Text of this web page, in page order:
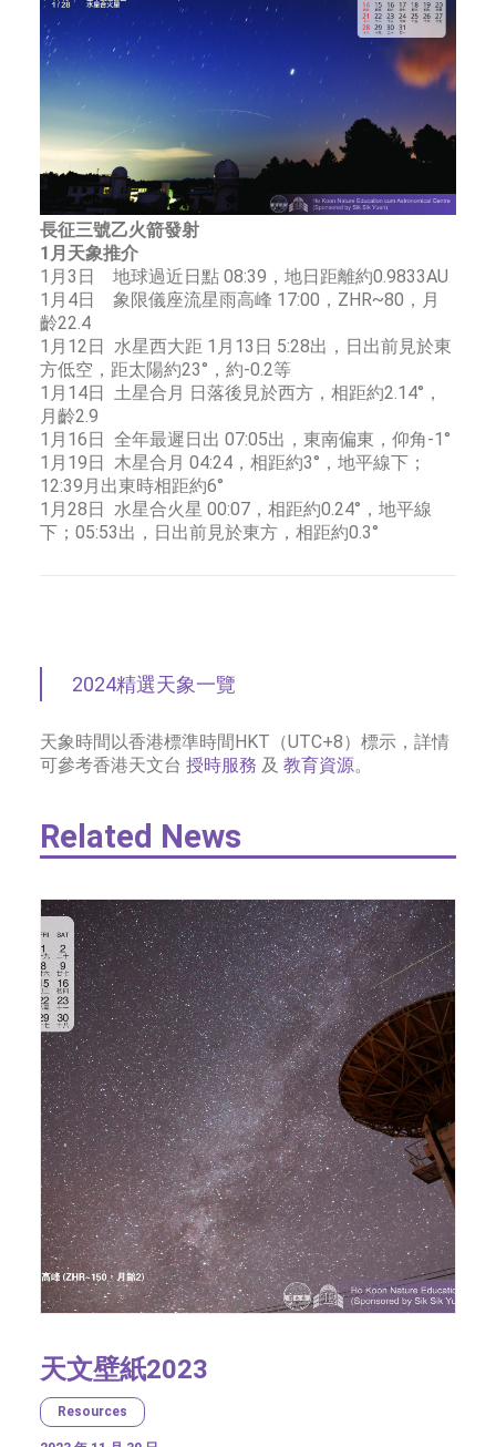
長征三號乙火箭發射
1月天象推介
1月3日 地球過近日點 08:39，地日距離約0.9833AU
1月4日 象限儀座流星雨高峰 17:00，ZHR~80，月
齡22.4
1月12日 水星西大距 1月13日 5:28出，日出前見於東
方低空，距太陽約23°，約-0.2等
1月14日 土星合月 日落後見於西方，相距約2.14°，
月齡2.9
1月16日 全年最遲日出 07:05出，東南偏東，仰角-1°
1月19日 木星合月 04:24，相距約3°，地平線下；
12:39月出東時相距約6°
1月28日 水星合火星 00:07，相距約0.24°，地平線
下；05:53出，日出前見於東方，相距約0.3°
2024精選天象一覽
天象時間以香港標準時間HKT（UTC+8）標示，詳情
可參考香港天文台 授時服務 及 教育資源。
Related News
天文壁紙2023
Resources